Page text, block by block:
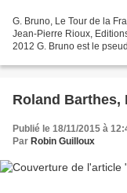
G. Bruno, Le Tour de la
Jean-Pierre Rioux,
2012 G. Bruno est le
Roland Barthes,
Publié le 18/11/2015 à
Par Robin Guilloux